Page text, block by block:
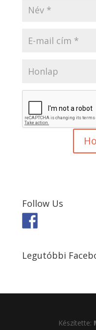
Follow Us
Legutóbbi
Készítette: